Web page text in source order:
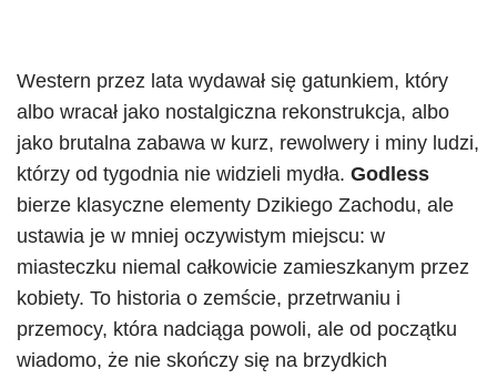
Western przez lata wydawał się gatunkiem, który
albo wracał jako nostalgiczna rekonstrukcja, albo
jako brutalna zabawa w kurz, rewolwery i miny ludzi,
którzy od tygodnia nie widzieli mydła. Godless
bierze klasyczne elementy Dzikiego Zachodu, ale
ustawia je w mniej oczywistym miejscu: w
miasteczku niemal całkowicie zamieszkanym przez
kobiety. To historia o zemście, przetrwaniu i
przemocy, która nadciąga powoli, ale od początku
wiadomo, że nie skończy się na brzydkich